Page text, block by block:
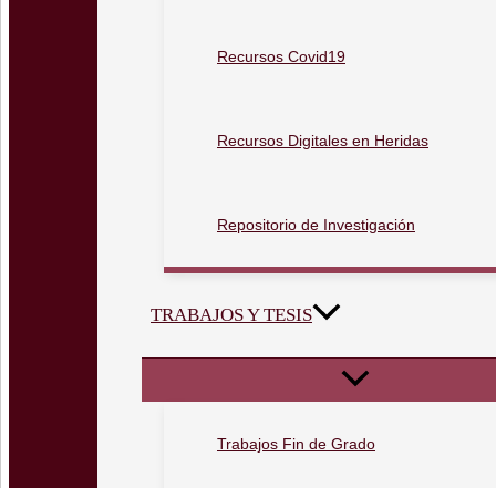
Recursos Covid19
Recursos Digitales en Heridas
Repositorio de Investigación
TRABAJOS Y TESIS
Trabajos Fin de Grado